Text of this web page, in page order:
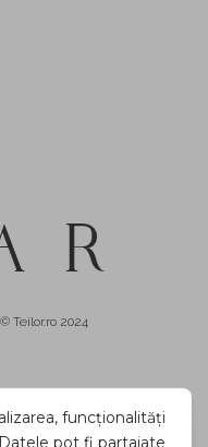
Teilor.ro 2024